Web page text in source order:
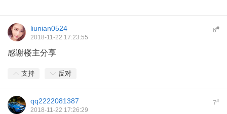
6#
liunian0524
2018-11-22 17:23:55
感谢楼主分享
支持 反对
7#
qq2222081387
2018-11-22 17:26:29